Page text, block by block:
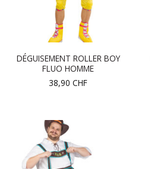
DÉGUISEMENT ROLLER BOY
FLUO HOMME
38,90 CHF